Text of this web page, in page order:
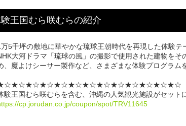
王国むら咲むらの紹介
万5千坪の敷地に華やかな琉球王朝時代を再現した体験テ
大河ドラマ「琉球の風」の撮影で使用された建物を
、魔よけシーサー製作など、さまざまな体験プログラム
験王国むら咲むらを含む、沖縄の人気観光施設がセット
cp.jorudan.co.jp/coupon/spot/TRV11645